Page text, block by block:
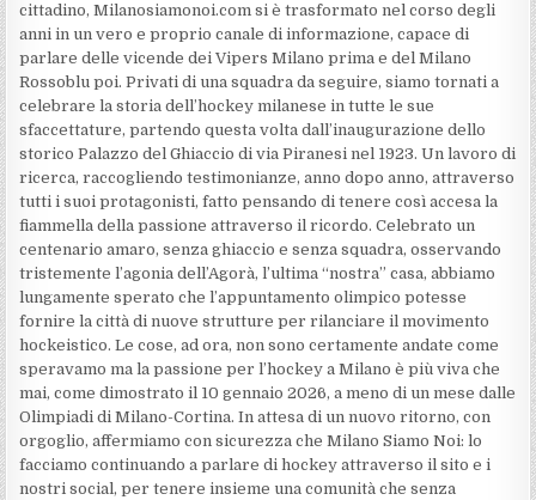
cittadino, Milanosiamonoi.com si è trasformato nel corso degli
anni in un vero e proprio canale di informazione, capace di
parlare delle vicende dei Vipers Milano prima e del Milano
Rossoblu poi. Privati di una squadra da seguire, siamo tornati a
celebrare la storia dell’hockey milanese in tutte le sue
sfaccettature, partendo questa volta dall’inaugurazione dello
storico Palazzo del Ghiaccio di via Piranesi nel 1923. Un lavoro di
ricerca, raccogliendo testimonianze, anno dopo anno, attraverso
tutti i suoi protagonisti, fatto pensando di tenere così accesa la
fiammella della passione attraverso il ricordo. Celebrato un
centenario amaro, senza ghiaccio e senza squadra, osservando
tristemente l’agonia dell’Agorà, l’ultima “nostra” casa, abbiamo
lungamente sperato che l’appuntamento olimpico potesse
fornire la città di nuove strutture per rilanciare il movimento
hockeistico. Le cose, ad ora, non sono certamente andate come
speravamo ma la passione per l’hockey a Milano è più viva che
mai, come dimostrato il 10 gennaio 2026, a meno di un mese dalle
Olimpiadi di Milano-Cortina. In attesa di un nuovo ritorno, con
orgoglio, affermiamo con sicurezza che Milano Siamo Noi: lo
facciamo continuando a parlare di hockey attraverso il sito e i
nostri social, per tenere insieme una comunità che senza